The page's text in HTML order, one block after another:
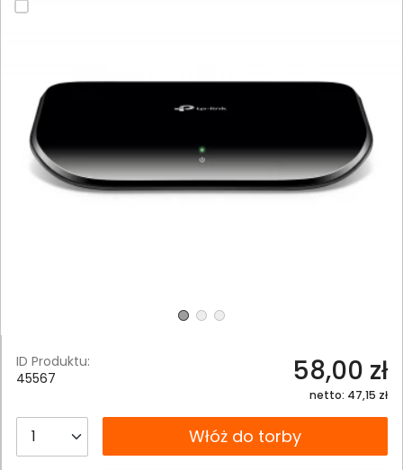
ID Produktu:
45567
58,00 zł
netto: 47,15 zł
__B2C.PRODUCT.QUANTITYWłóż do torby